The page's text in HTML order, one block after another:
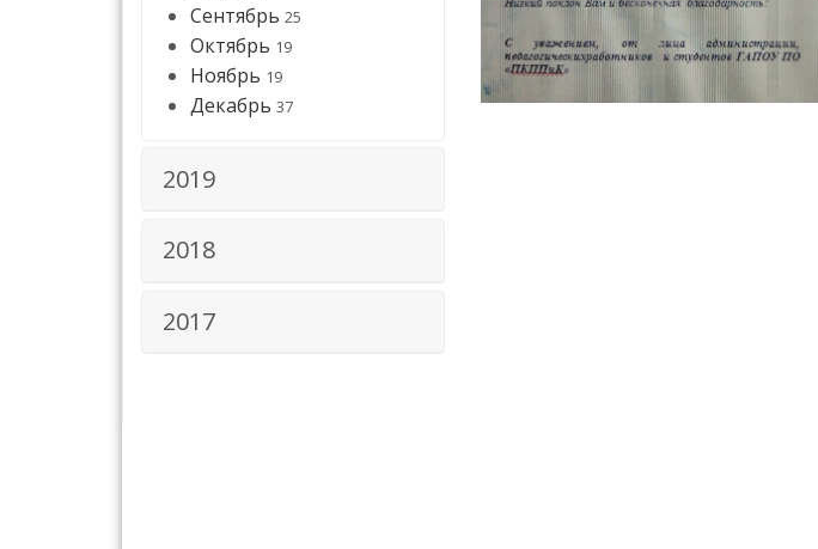
Сентябрь 25
Октябрь 19
Ноябрь 19
Декабрь 37
2019
2018
2017